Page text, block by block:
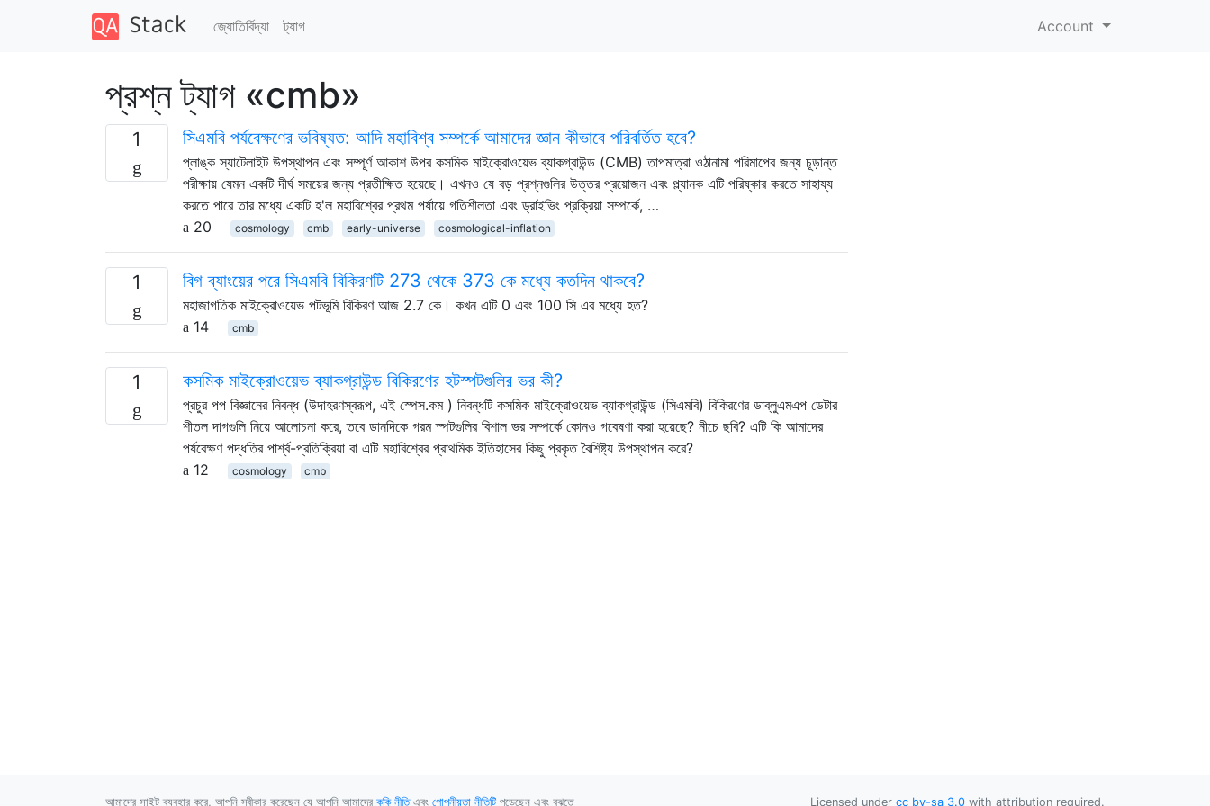
জ্যোতির্বিদ্যা ট্যাগ Account
প্রশ্ন ট্যাগ «cmb»
1 সিএমবি পর্যবেক্ষণের ভবিষ্যত: আদি মহাবিশ্ব সম্পর্কে আমাদের জ্ঞান কীভাবে পরিবর্তিত হবে?
প্লাঙ্ক স্যাটেলাইট উপস্থাপন এবং সম্পূর্ণ আকাশ উপর কসমিক মাইক্রোওয়েভ ব্যাকগ্রাউন্ড (CMB) তাপমাত্রা ওঠানামা পরিমাপের জন্য চূড়ান্ত
পরীক্ষায় যেমন একটি দীর্ঘ সময়ের জন্য প্রতীক্ষিত হয়েছে। এখনও যে বড় প্রশ্নগুলির উত্তর প্রয়োজন এবং প্ল্যানক এটি পরিষ্কার করতে সাহায্য
করতে পারে তার মধ্যে একটি হ'ল মহাবিশ্বের প্রথম পর্যায়ে গতিশীলতা এবং ড্রাইভিং প্রক্রিয়া সম্পর্কে, …
20
cosmology cmb early-universe cosmological-inflation
1 বিগ ব্যাংয়ের পরে সিএমবি বিকিরণটি 273 থেকে 373 কে মধ্যে কতদিন থাকবে?
মহাজাগতিক মাইক্রোওয়েভ পটভূমি বিকিরণ আজ 2.7 কে। কখন এটি 0 এবং 100 সি এর মধ্যে হত?
14
cmb
1 কসমিক মাইক্রোওয়েভ ব্যাকগ্রাউন্ড বিকিরণের হটস্পটগুলির ভর কী?
প্রচুর পপ বিজ্ঞানের নিবন্ধ (উদাহরণস্বরূপ, এই স্পেস.কম ) নিবন্ধটি কসমিক মাইক্রোওয়েভ ব্যাকগ্রাউন্ড (সিএমবি) বিকিরণের ডাব্লুএমএপ ডেটার
শীতল দাগগুলি নিয়ে আলোচনা করে, তবে ডানদিকে গরম স্পটগুলির বিশাল ভর সম্পর্কে কোনও গবেষণা করা হয়েছে? নীচে ছবি? এটি কি আমাদের
পর্যবেক্ষণ পদ্ধতির পার্শ্ব-প্রতিক্রিয়া বা এটি মহাবিশ্বের প্রাথমিক ইতিহাসের কিছু প্রকৃত বৈশিষ্ট্য উপস্থাপন করে?
12
cosmology cmb
আমাদের সাইট ব্যবহার করে, আপনি স্বীকার করেছেন যে আপনি আমাদের কুকি নীতিএবং গোপনীয়তা নীতিটি পড়েছেন এবং বুঝতে Licensed under cc by-sa 3.0 with attribution required.